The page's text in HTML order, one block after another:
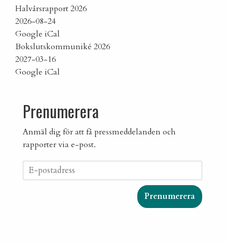
Halvårsrapport 2026
2026-08-24
Google iCal
Bokslutskommuniké 2026
2027-03-16
Google iCal
Prenumerera
Anmäl dig för att få pressmeddelanden och
rapporter via e-post.